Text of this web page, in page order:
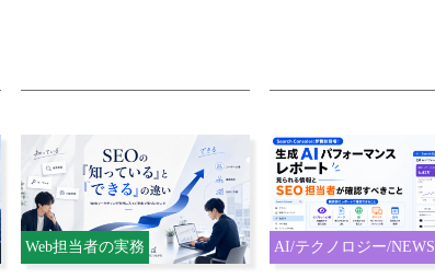
Web担当者の実務 AI/テクノロジー/NEWS